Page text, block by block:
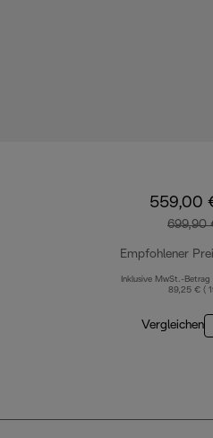
559,00
699,90
Empfohlener
Inklusive MwSt.-Betrag
89,25 € (
Vergleichen